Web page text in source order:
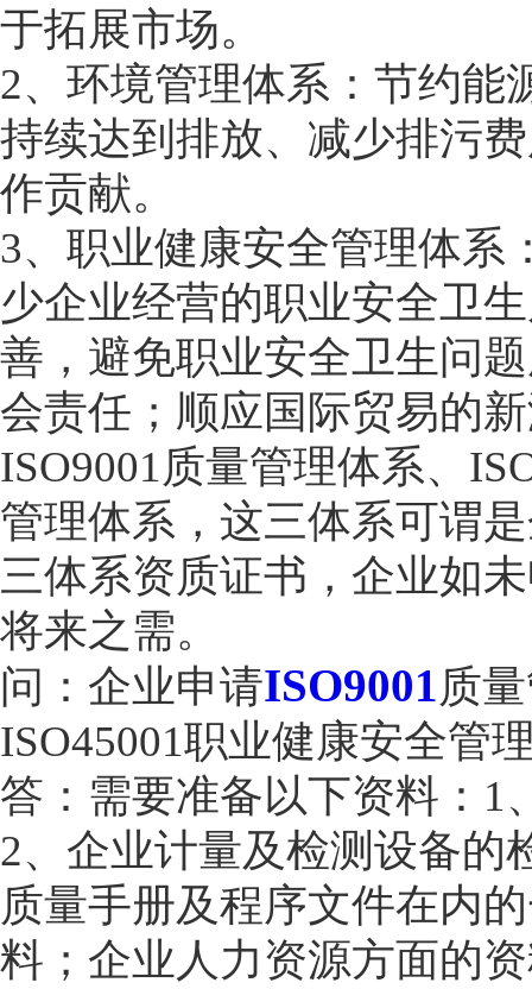
于拓展市场。
2、环境管理体系：节约能
持续达到排放、减少排污
作贡献。
3、职业健康安全管理体系
少企业经营的职业安全卫
善，避免职业安全卫生问
会责任；顺应国际贸易的
ISO9001质量管理体系、
管理体系，这三体系可谓
三体系资质证书，企业如
将来之需。
问：企业申请ISO9001质
ISO45001职业健康安全管
答：需要准备以下资料：1
2、企业计量及检测设备的
质量手册及程序文件在内
料；企业人力资源方面的